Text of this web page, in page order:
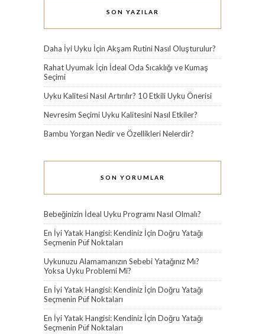
SON YAZILAR
Daha İyi Uyku İçin Akşam Rutini Nasıl Oluşturulur?
Rahat Uyumak İçin İdeal Oda Sıcaklığı ve Kumaş
Seçimi
Uyku Kalitesi Nasıl Artırılır? 10 Etkili Uyku Önerisi
Nevresim Seçimi Uyku Kalitesini Nasıl Etkiler?
Bambu Yorgan Nedir ve Özellikleri Nelerdir?
SON YORUMLAR
Bebeğinizin İdeal Uyku Programı Nasıl Olmalı?
En İyi Yatak Hangisi: Kendiniz İçin Doğru Yatağı
Seçmenin Püf Noktaları
Uykunuzu Alamamanızın Sebebi Yatağınız Mı?
Yoksa Uyku Problemi Mi?
En İyi Yatak Hangisi: Kendiniz İçin Doğru Yatağı
Seçmenin Püf Noktaları
En İyi Yatak Hangisi: Kendiniz İçin Doğru Yatağı
Seçmenin Püf Noktaları